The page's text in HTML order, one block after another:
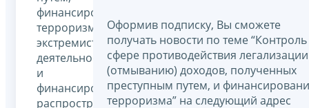
финансированию
терроризма,
экстремистской
деятельности
и
финансированию
распространения
Оформив подписку, Вы сможете
получать новости по теме
сфере противодействия легализации
(отмыванию) доходов, полученных
преступным путем, и
терроризма” на следующий адрес